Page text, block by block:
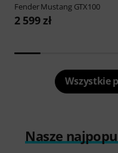
FenderMustang GTX100
2 599 zł
Wszystkie
Nasze